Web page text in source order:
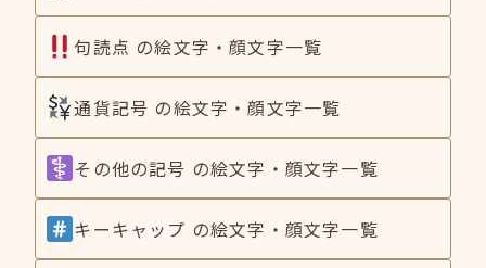
句読点 の絵文字・顔文字一覧
通貨記号 の絵文字・顔文字一覧
その他の記号 の絵文字・顔文字一覧
キーキャップ の絵文字・顔文字一覧